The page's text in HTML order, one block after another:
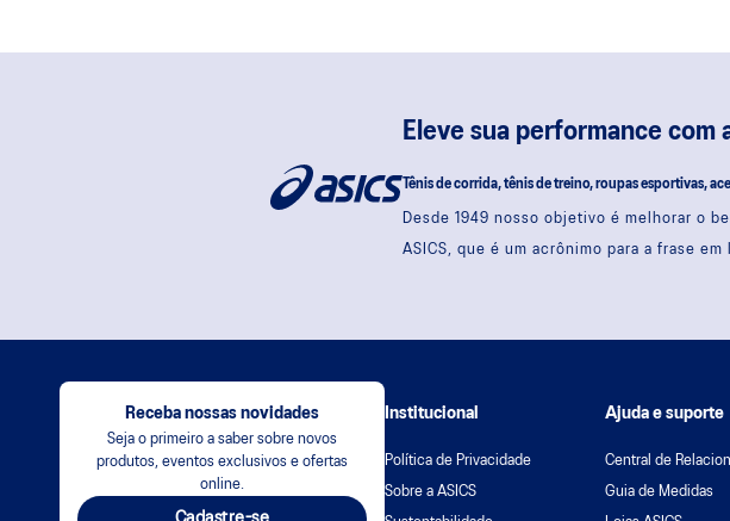
Eleve sua performance com
Tênis de corrida, tênis de treino, roupas esportivas,
Desde 1949 nosso objetivo é melhorar o
ASICS, que é um acrônimo para a frase
Receba nossas novidades
Seja o primeiro a saber sobre novos
produtos, eventos exclusivos e ofertas
online.
Institucional
Política de Privacidade
Sobre a ASICS
Ajuda e suporte
Central de
Guia de Medidas